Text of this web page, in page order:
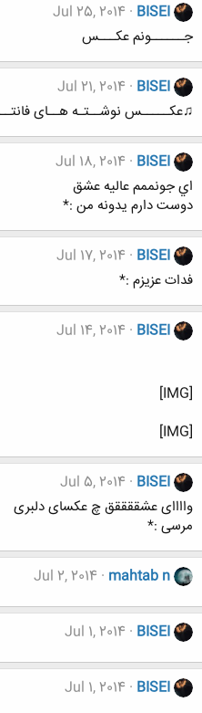
BISEI
Jul 25, 2014
جــــــونم عکـــس
BISEI
Jul 21, 2014
♫عکـــــس نوشــتـه هــای
BISEI
Jul 18, 2014
اي جونممم عاليه عشق
دوست دارم يدونه من :*
BISEI
Jul 17, 2014
فدات عزيزم :*
BISEI
Jul 14, 2014
[IMG]
[IMG]
BISEI
Jul 5, 2014
واااای عشققققق چ عکسای دلبری
مرسی :*
mahtab n
Jul 2, 2014
BISEI
Jul 1, 2014
BISEI
Jul 1, 2014